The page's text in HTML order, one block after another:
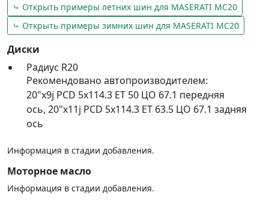
⤷ Открыть примеры летних шин для MASERATI MC20
⤷ Открыть примеры зимних шин для MASERATI MC20
Диски
Радиус R20
Рекомендовано автопроизводителем:
20"x9j PCD 5x114.3 ET 50 ЦО 67.1 передняя
ось, 20"x11j PCD 5x114.3 ET 63.5 ЦО 67.1 задняя
ось
Информация в стадии добавления.
Моторное масло
Информация в стадии добавления.